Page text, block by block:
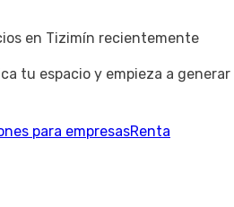
en Tizimín recientemente
tu espacio y empieza a generar
para empresasRenta